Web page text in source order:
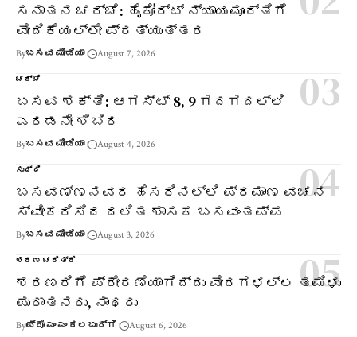
ಸನಾತನ ಚರ್ಚೆ: ಹೈಕೋರ್ಟ್ ನ್ಯಾಯಮೂರ್ತಿಗೆ
ವೇದಿಕೆಯಲ್ಲೇ ಪ್ರತ್ಯುತ್ತರ
Byಬಸವ ಮೀಡಿಯಾ August 7, 2026
ಚರ್ಚೆ
ಬಸವ ಶಕ್ತಿ: ಆಗಸ್ಟ್ 8, 9 ಗದಗದಲ್ಲಿ
ಎರಡನೇ ಶಿಬಿರ
Byಬಸವ ಮೀಡಿಯಾ August 4, 2026
ಸುದ್ದಿ
ಬಸವಣ್ಣನವರ ಹೆಸರಿನಲ್ಲಿ ಪ್ರಮಾಣ ವಚನ
ಸ್ವೀಕರಿಸಿದ ದಲಿತ ಶಾಸಕ ಬಸವಂತಪ್ಪ
Byಬಸವ ಮೀಡಿಯಾ August 3, 2026
ಶರಣ ಚರಿತ್ರೆ
ಶರಣರಿಗೆ ಪ್ರೇರಣೆಯಾಗಿದ್ದು ವೇದಗಳಲ್ಲ ತಮಿಳು
ಪುರಾತನರು, ನಾಥರು
Byಪ್ರೊ ಎಂ ಎಂ ಕಲಬುರ್ಗಿ August 6, 2026